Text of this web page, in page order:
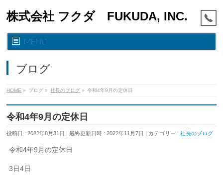
株式会社 フクダ FUKUDA, INC.
MENU
ブログ
HOME » ブログ » 社長のブログ » 令和4年9月の定休日
令和4年9月の定休日
投稿日 : 2022年8月31日 最終更新日時 : 2022年11月7日 カテゴリー :社長のブログ
令和4年9月の定休日
3日4日